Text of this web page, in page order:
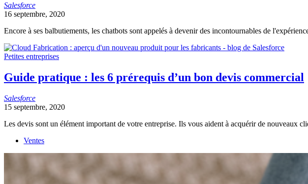
Salesforce
16 septembre, 2020
Encore à ses balbutiements, les chatbots sont appelés à devenir des incontournables de
Petites entreprises
Guide pratique : les 6 prérequis d’un bon devis commercial
Salesforce
15 septembre, 2020
Les devis sont un élément important de votre entreprise. Ils vous aident à acquérir de nouveaux
Ventes